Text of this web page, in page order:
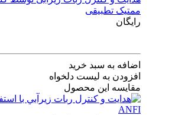
ممتیک تطبیقی
رایگان
اضافه به سبد خرید
افزودن به لیست دلخواه
مقایسه این محصول